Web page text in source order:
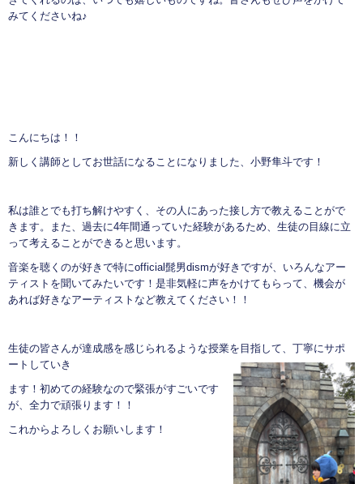
みてくださいね♪
こんにちは！！
新しく講師としてお世話になることになりました、小野隼斗です！
私は誰とでも打ち解けやすく、その人にあった接し方で教えることがで
きます。また、過去に4年間通っていた経験があるため、生徒の目線に立
って考えることができると思います。
音楽を聴くのが好きで特にofficial髭男dismが好きですが、いろんなアー
ティストを聞いてみたいです！是非気軽に声をかけてもらって、機会が
あれば好きなアーティストなど教えてください！！
生徒の皆さんが達成感を感じられるような授業を目指して、丁寧にサポ
ートしていき
ます！初めての経験なので緊張がすごいです
が、全力で頑張ります！！
これからよろしくお願いします！